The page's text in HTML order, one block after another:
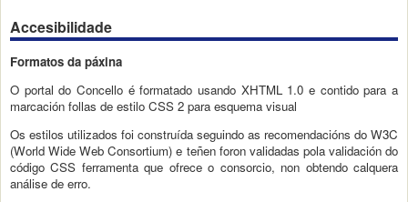
Accesibilidade
Formatos da páxina
O portal do Concello é formatado usando XHTML 1.0 e contido para a
marcación follas de estilo CSS 2 para esquema visual
Os estilos utilizados foi construída seguindo as recomendacións do W3C
(World Wide Web Consortium) e teñen foron validadas pola validación do
código CSS ferramenta que ofrece o consorcio, non obtendo calquera
análise de erro.